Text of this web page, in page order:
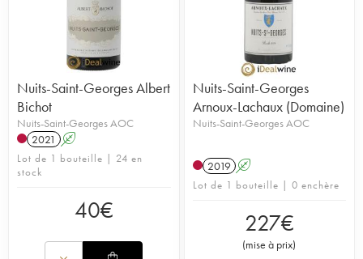
Nuits-Saint-Georges Albert
Bichot
Nuits-Saint-Georges AOC
2021
A
Lot de 1 bouteille | 24 en
stock
40€
Nuits-Saint-Georges
Arnoux-Lachaux (Domaine)
Nuits-Saint-Georges AOC
2019 A
Lot de 1 bouteille | 0 enchère
227€
(mise à prix)